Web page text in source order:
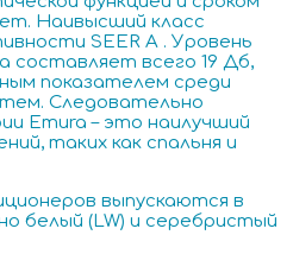
Наивысший класс
SEER A . Уровень
составляет всего 19 Дб,
показателем среди
Следовательно
Emura – это наилучший
таких как спальня и
выпускаются в
белый (LW) и серебристый